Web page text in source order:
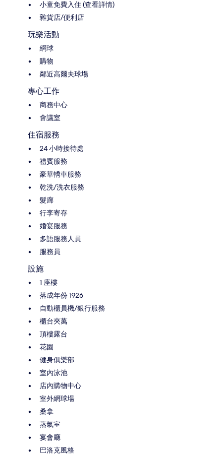
小童免費入住 (查看詳情)
雜貨店/便利店
玩樂活動
網球
購物
鄰近高爾夫球場
專心工作
商務中心
會議室
住宿服務
24 小時接待處
禮賓服務
豪華轎車服務
乾洗/洗衣服務
髮廊
行李寄存
婚宴服務
多語服務人員
服務員
設施
1 座樓
落成年份 1926
自動櫃員機/銀行服務
櫃台夾萬
頂樓露台
花園
健身俱樂部
室內泳池
店內購物中心
室外網球場
桑拿
蒸氣室
宴會廳
巴洛克風格